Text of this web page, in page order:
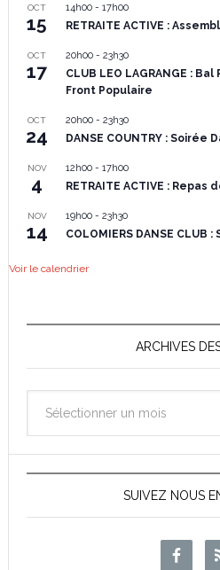
OCT
15
14h00- 17h00
RETRAITE ACTIVE :
OCT
17
20h00- 23h30
CLUB LEO LAGRANGE :
Front Populaire
OCT
24
20h00- 23h30
DANSE COUNTRY : Soirée
NOV
4
12h00- 17h00
RETRAITE ACTIVE : Repas
NOV
14
19h00- 23h30
COLOMIERS DANSE CLUB
Voir le calendrier
ARCHIVES
des
News
SUIVEZ NOUS